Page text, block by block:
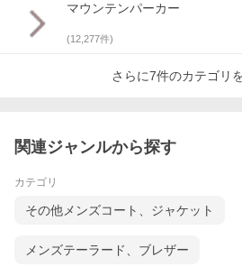
マウンテンパーカー
(12,277件)
さらに7件のカテゴリ
関連ジャンルから探す
カテゴリ
その他メンズコート、ジャケット
メンズテーラード、ブレザー